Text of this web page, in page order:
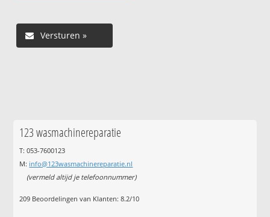
123 wasmachinereparatie
T: 053-7600123
M: info@123wasmachinereparatie.nl
(vermeld altijd je telefoonnummer)
209 Beoordelingen van Klanten:8.2/10